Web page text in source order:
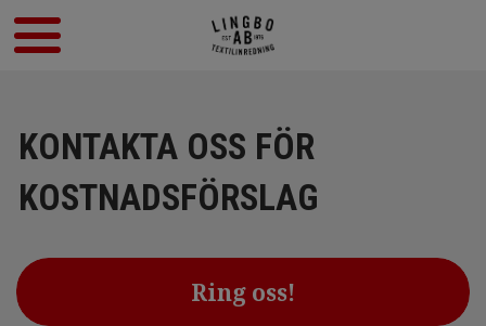
KONTAKTA OSS FÖR
KOSTNADSFÖRSLAG
Ring oss!